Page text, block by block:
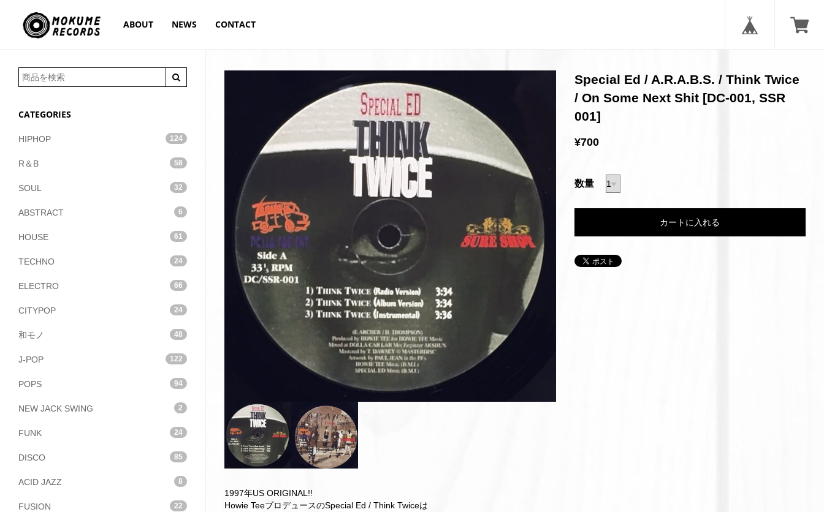
ABOUT NEWS CONTACT
CATEGORIES
HIPHOP 124
R＆B 58
SOUL 32
ABSTRACT 6
HOUSE 61
TECHNO 24
ELECTRO 66
CITYPOP 24
和モノ 48
J-POP 122
POPS 94
NEW JACK SWING 2
FUNK 24
DISCO 85
ACID JAZZ 8
FUSION 22
Special Ed / A.R.A.B.S. / Think Twice
/ On Some Next Shit [DC-001, SSR
001]
¥700
数量
1997年US ORIGINAL!!
Howie TeeプロデュースのSpecial Ed / Think Twiceは